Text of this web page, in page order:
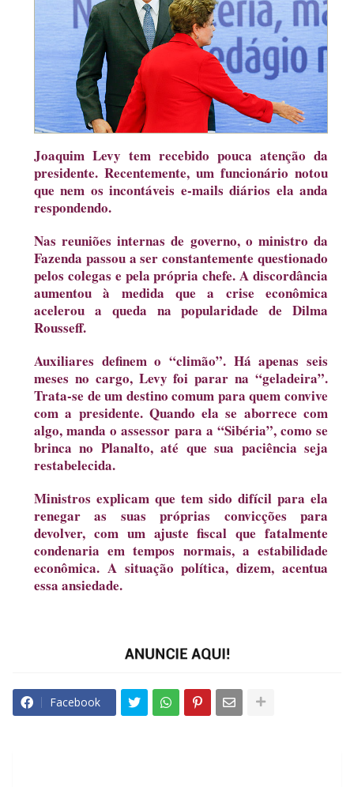
Joaquim Levy tem recebido pouca atenção da
presidente. Recentemente, um funcionário notou
que nem os incontáveis e-mails diários ela anda
respondendo.
Nas reuniões internas de governo, o ministro da
Fazenda passou a ser constantemente questionado
pelos colegas e pela própria chefe. A discordância
aumentou à medida que a crise econômica
acelerou a queda na popularidade de Dilma
Rousseff.
Auxiliares definem o “climão”. Há apenas seis
meses no cargo, Levy foi parar na “geladeira”.
Trata-se de um destino comum para quem convive
com a presidente. Quando ela se aborrece com
algo, manda o assessor para a “Sibéria”, como se
brinca no Planalto, até que sua paciência seja
restabelecida.
Ministros explicam que tem sido difícil para ela
renegar as suas próprias convicções para
devolver, com um ajuste fiscal que fatalmente
condenaria em tempos normais, a estabilidade
econômica. A situação política, dizem, acentua
essa ansiedade.
Facebook